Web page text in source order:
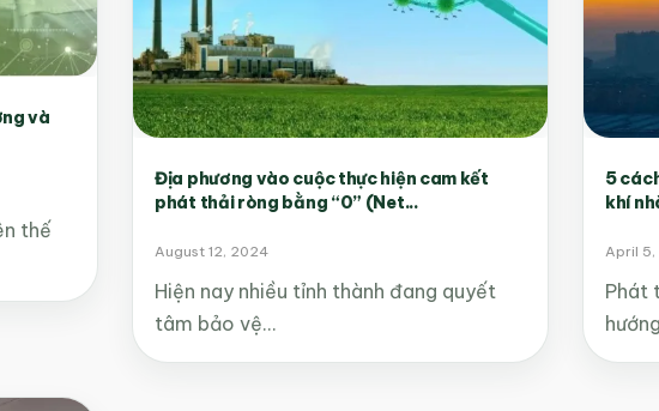
và
thế
Địa phương vào cuộc thực hiện cam kết
phát thải ròng bằng “0” (Net...
August 12, 2024
Hiện nay nhiều tỉnh thành đang quyết
tâm bảo vệ…
5
khí
April
Phát